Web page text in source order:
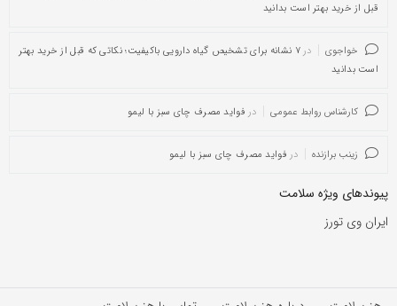
قبل از خرید بهتر است بدانید
خواجوی در
۷ نشانه برای تشخیص گیاه دارویی باکیفیت؛ نکاتی که قبل از خرید بهتر
است بدانید
کارشناس روابط عمومی در فواید مصرف چای سبز با لیمو
زینب برازنده در فواید مصرف چای سبز با لیمو
پیوندهای ویژه سلامت
ایران وی تورز